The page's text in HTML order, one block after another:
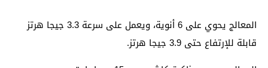
المعالج يحوي على 6 أنوية، ويعمل على سرعة 3.3 جيجا هرتز
قابلة للإرتفاع حتى 3.9 جيجا هرتز.